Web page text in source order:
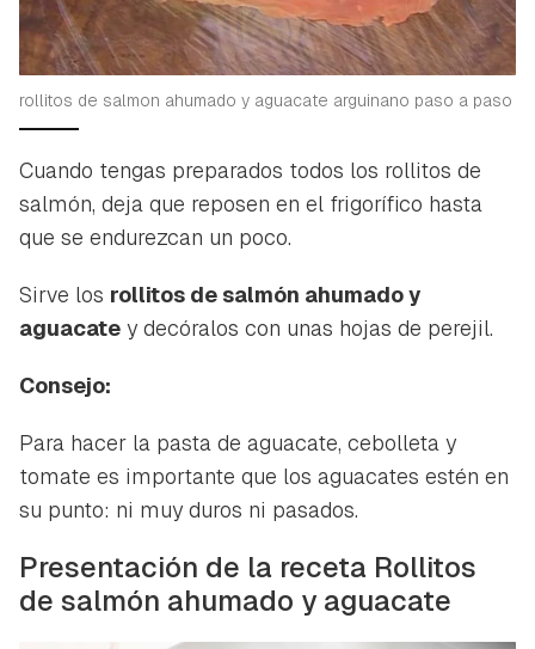
rollitos de salmon ahumado y aguacate arguinano paso a paso
Cuando tengas preparados todos los rollitos de
salmón, deja que reposen en el frigorífico hasta
que se endurezcan un poco.
Sirve los rollitos de salmón ahumado y
aguacate y decóralos con unas hojas de perejil.
Consejo:
Para hacer la pasta de aguacate, cebolleta y
tomate es importante que los aguacates estén en
su punto: ni muy duros ni pasados.
Presentación de la receta Rollitos
de salmón ahumado y aguacate